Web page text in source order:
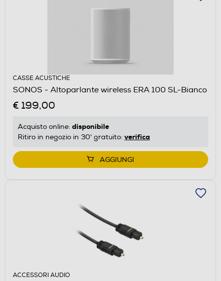
CASSE ACUSTICHE
SONOS - Altoparlante wireless ERA 100 SL-Bianco
€ 199,00
Acquisto online: disponibile
Ritiro in negozio in 30' gratuito: verifica
AGGIUNGI
ACCESSORI AUDIO